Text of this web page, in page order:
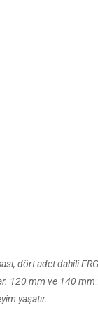
dört adet dahili
mm ve 140 mm
yaşatır.